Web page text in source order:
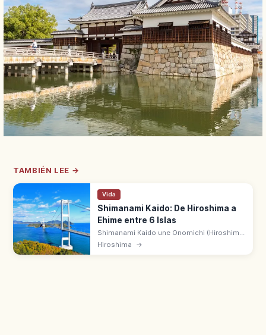
TAMBIÉN LEE →
Vida
Shimanami Kaido: De Hiroshima a
Ehime entre 6 Islas
Shimanami Kaido une Onomichi (Hiroshima)
e Imabari (Ehime) a lo largo de 60 km con 7
Hiroshima →